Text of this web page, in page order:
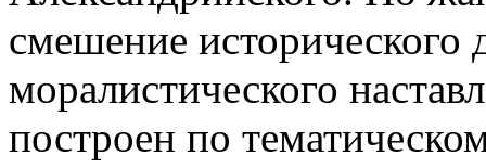
смешение исторического
моралистического
построен по